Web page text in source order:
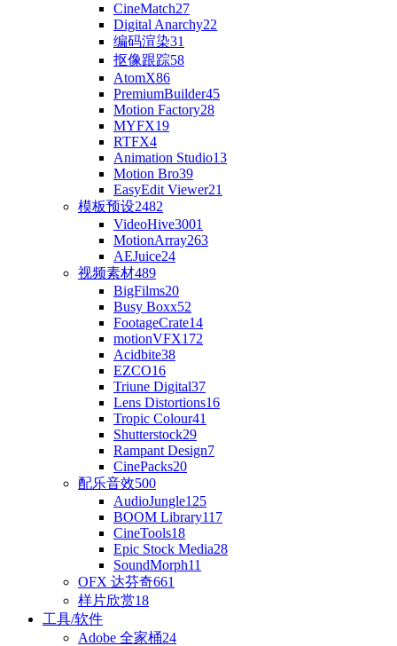
CineMatch27
Digital Anarchy22
编码渲染31
抠像跟踪58
AtomX86
PremiumBuilder45
Motion Factory28
MYFX19
RTFX4
Animation Studio13
Motion Bro39
EasyEdit Viewer21
模板预设2482
VideoHive3001
MotionArray263
AEJuice24
视频素材489
BigFilms20
Busy Boxx52
FootageCrate14
motionVFX172
Acidbite38
EZCO16
Triune Digital37
Lens Distortions16
Tropic Colour41
Shutterstock29
Rampant Design7
CinePacks20
配乐音效500
AudioJungle125
BOOM Library117
CineTools18
Epic Stock Media28
SoundMorph11
OFX 达芬奇661
样片欣赏18
工具/软件
Adobe 全家桶24